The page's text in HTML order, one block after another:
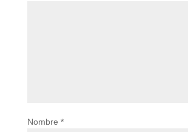
Nombre *